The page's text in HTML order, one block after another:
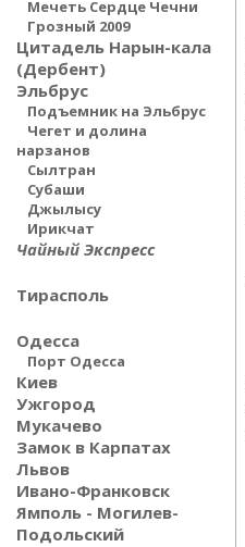
Мечеть Сердце Чечни
Грозный 2009
Цитадель Нарын-кала
(Дербент)
Эльбрус
Подъемник на Эльбрус
Чегет и долина
нарзанов
Сылтран
Субаши
Джылысу
Ирикчат
Чайный Экспресс
Тирасполь
Одесса
Порт Одесса
Киев
Ужгород
Мукачево
Замок в Карпатах
Львов
Ивано-Франковск
Ямполь - Могилев-
Подольский